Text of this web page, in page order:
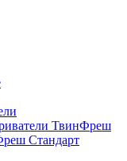
ТвинФреш
Стандарт